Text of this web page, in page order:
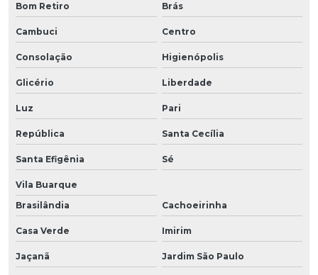
Bom Retiro Brás
Cambuci Centro
Consolação Higienópolis
Glicério Liberdade
Luz Pari
República Santa Cecília
Santa Efigênia Sé
Vila Buarque
Brasilândia
Cachoeirinha
Casa Verde Imirim
Jaçanã Jardim São Paulo